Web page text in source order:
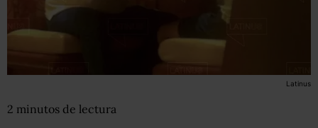
Latinus
2 minutos de lectura